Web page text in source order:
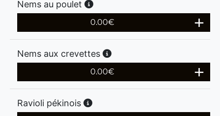
Nems au poulet
0.00€
Nems aux crevettes
0.00€
Ravioli pékinois